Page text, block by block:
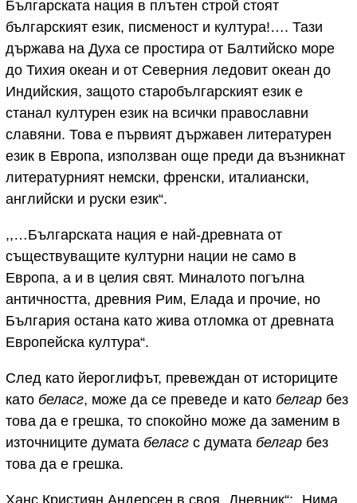
Българската нация в плътен строй стоят
българският език, писменост и култура!…. Тази
държава на Духа се простира от Балтийско море
до Тихия океан и от Северния ледовит океан до
Индийския, защото старобългарският език е
станал културен език на всички православни
славяни. Това е първият държавен литературен
език в Европа, използван още преди да възникнат
литературният немски, френски, италиански,
английски и руски език“.
,,…Българската нация е най-древната от
съществуващите културни нации не само в
Европа, а и в целия свят. Миналото погълна
античността, древния Рим, Елада и прочие, но
България остана като жива отломка от древната
Европейска култура“.
След като йероглифът, превеждан от историците
като беласг, може да се преведе и като белгар без
това да е грешка, то спокойно може да заменим в
източниците думата беласг с думата белгар без
това да е грешка.